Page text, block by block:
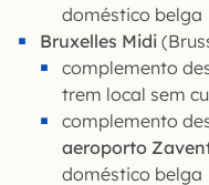
doméstico belga
Bruxelles Midi
complemento
trem local sem
complemento
aeroporto
doméstico belga